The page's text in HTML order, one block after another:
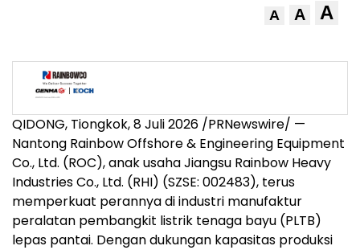
A A A
QIDONG, Tiongkok, 8 Juli 2026 /PRNewswire/ —
Nantong Rainbow Offshore & Engineering Equipment
Co., Ltd. (ROC), anak usaha Jiangsu Rainbow Heavy
Industries Co., Ltd. (RHI) (SZSE: 002483), terus
memperkuat perannya di industri manufaktur
peralatan pembangkit listrik tenaga bayu (PLTB)
lepas pantai. Dengan dukungan kapasitas produksi